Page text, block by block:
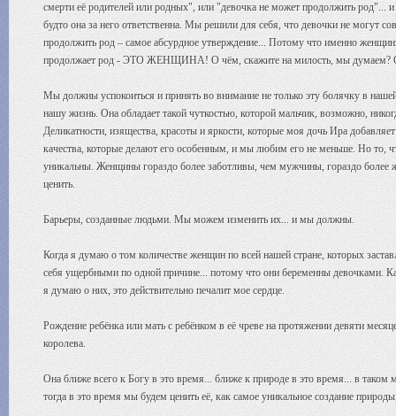
смерти её родителей или родных", или "девочка не может продолжить род"...
будто она за него ответственна. Мы решили для себя, что девочки не могут
продолжить род – самое абсурдное утверждение... Потому что именно
продолжает род - ЭТО ЖЕНЩИНА! О чём, скажите на милость, мы думаем?
Мы должны успокоиться и принять во внимание не только эту болячку в
нашу жизнь. Она обладает такой чуткостью, которой мальчик, возможно,
Деликатности, изящества, красоты и яркости, которые моя дочь Ира
качества, которые делают его особенным, и мы любим его не меньше. Но то,
уникальны. Женщины гораздо более заботливы, чем мужчины, гораздо
ценить.
Барьеры, созданные людьми. Мы можем изменить их... и мы должны.
Когда я думаю о том количестве женщин по всей нашей стране, которых
себя ущербными по одной причине... потому что они беременны девочками.
я думаю о них, это действительно печалит мое сердце.
Рождение ребёнка или мать с ребёнком в её чреве на протяжении девяти
королева.
Она ближе всего к Богу в это время... ближе к природе в это время... в таком
тогда в это время мы будем ценить её, как самое уникальное создание